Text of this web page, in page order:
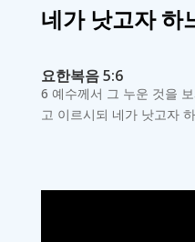
네가 낫고자 하
요한복음 5:6
6 예수께서 그 누운 것을
고 이르시되 네가 낫고자